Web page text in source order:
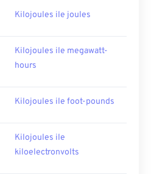
Kilojoules ile joules
Kilojoules ile megawatt-
hours
Kilojoules ile foot-pounds
Kilojoules ile
kiloelectronvolts